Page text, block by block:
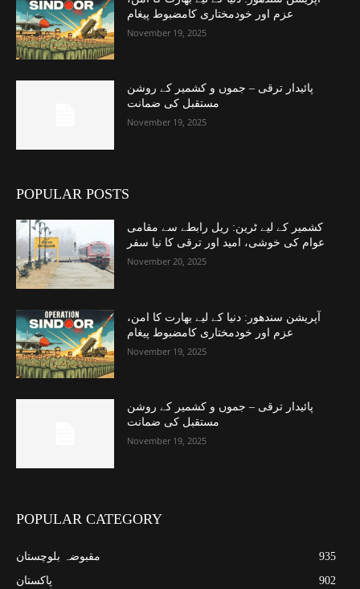
عزم اور خودمختاری کامضبوط پیغام
November 19, 2025
پائیدار ترقی – جموں و کشمیر کے روشن
مستقبل کی ضمانت
November 19, 2025
POPULAR POSTS
کشمیر کے لیے ٹرین: ریل رابطے سے مقامی
عوام کی خوشی، امید اور ترقی کا نیا سفر
November 20, 2025
آپریشن سندھور: دنیا کے لیے بھارت کا امن،
عزم اور خودمختاری کامضبوط پیغام
November 19, 2025
پائیدار ترقی – جموں و کشمیر کے روشن
مستقبل کی ضمانت
November 19, 2025
POPULAR CATEGORY
مقبوضہ بلوچستان
935
پاکستان
902